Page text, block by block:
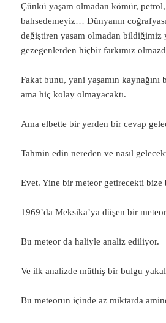
Çünkü yaşam olmadan kömür,
bahsedemeyiz… Dünyanın
değiştiren yaşam olmadan bildiğimiz
gezegenlerden hiçbir farkımız
Fakat bunu, yani yaşamın
ama hiç kolay olmayacaktı.
Ama elbette bir yerden bir cevap
Tahmin edin nereden ve nasıl
Evet. Yine bir meteor getirecekti bize
1969’da Meksika’ya düşen bir
Bu meteor da haliyle analiz ediliyor.
Ve ilk analizde müthiş bir bulgu
Bu meteorun içinde az miktarda